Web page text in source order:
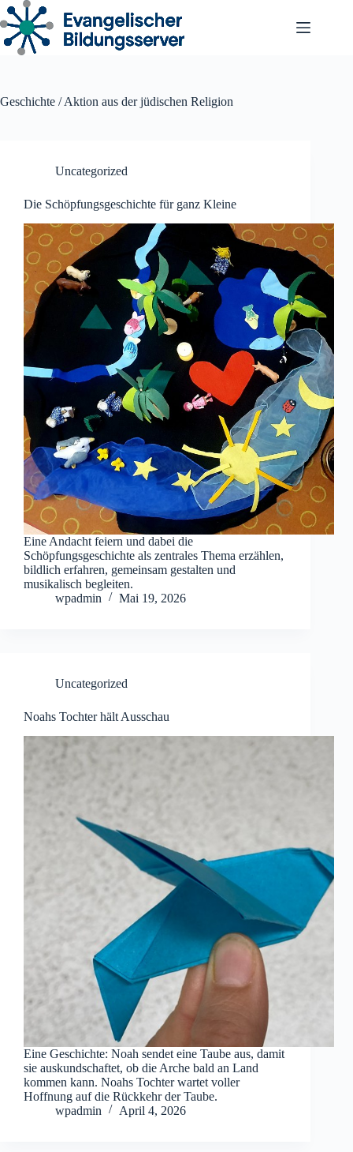
Zum
Inhalt
springen
Geschichte / Aktion aus der jüdischen Religion
Uncategorized
Die Schöpfungsgeschichte für ganz Kleine
Eine Andacht feiern und dabei die
Schöpfungsgeschichte als zentrales Thema erzählen,
bildlich erfahren, gemeinsam gestalten und
musikalisch begleiten.
wpadmin
Mai 19, 2026
Uncategorized
Noahs Tochter hält Ausschau
Eine Geschichte: Noah sendet eine Taube aus, damit
sie auskundschaftet, ob die Arche bald an Land
kommen kann. Noahs Tochter wartet voller
Hoffnung auf die Rückkehr der Taube.
wpadmin
April 4, 2026